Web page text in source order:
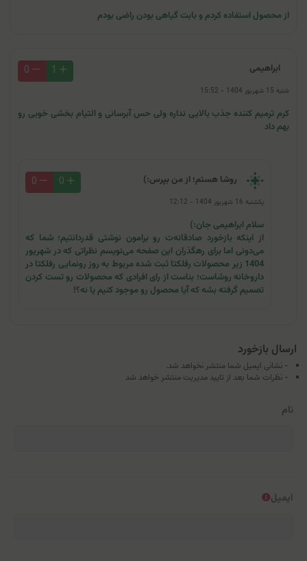
از محصول استفاده کردم‌ و بابت گیاهی بودن راضی بودم
ابراهیمی 1
0
شنبه 15 شهریور 1404 - 15:52
کرم ترمیم کننده جذب بالایی نداره ولی حس آبرسانی و التیام بخشی خوبی رو
بهم داد
روشا هستم؛ از من بپرس:) 0
0
یکشنبه 16 شهریور 1404 - 12:12
سلام ابراهیمی جان:)
از اینکه بازخورد صادقانه‌ت رو برامون نوشتی قدردانتیم؛ شما که
می‌دونی اما برای رهگذران این صفحه می‌نویسم نظراتی که در شهریور
1404 زیر محصولات رفلکتا ثبت شده مربوط به روز رونمایی رفلکتا در
داروخانه روشاست؛ بناست از رای افرادی که محصولات رو تست کردن
تصمیم گرفته بشه که آیا محصول رو موجود کنیم یا نه؟!
ارسال بازخورد
- نشانی ایمیل شما منتشر نخواهد شد.
- نظرات شما بعد از تایید مدیریت منتشر خواهد شد
نام
ایمیل